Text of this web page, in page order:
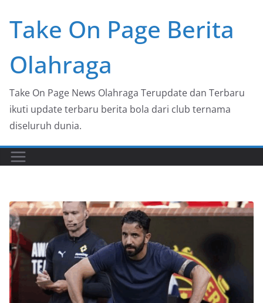
content
Take On Page Berita
Olahraga
Take On Page News Olahraga Terupdate dan Terbaru
ikuti update terbaru berita bola dari club ternama
diseluruh dunia.